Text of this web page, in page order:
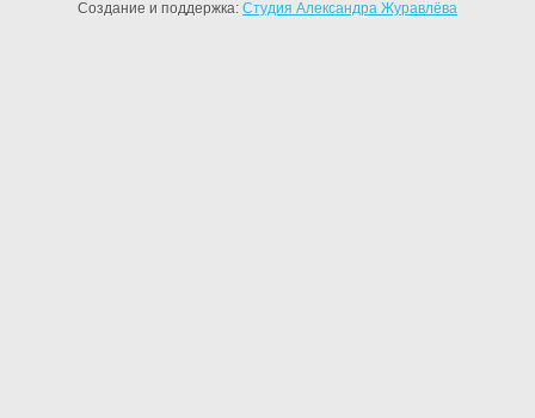
Создание и поддержка: Студия Александра Журавлёва